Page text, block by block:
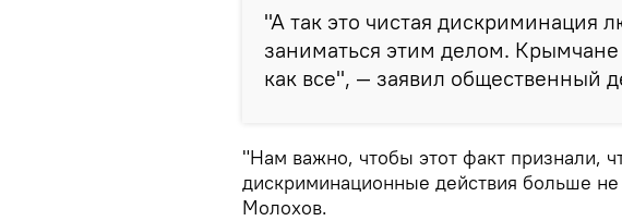
"А так это чистая дискриминация
заниматься этим делом.
как все", — заявил общественный
"Нам важно, чтобы этот факт признали,
дискриминационные действия больше
Молохов.